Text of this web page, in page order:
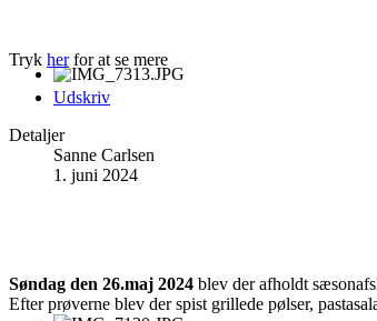
Tryk herfor at se mere
Udskriv
Detaljer
Sanne Carlsen
1. juni 2024
Søndag den 26.maj 2024 blev der afholdt
Efter prøverne blev der spist grillede pølser,